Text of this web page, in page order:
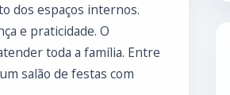
dos espaços internos.
e praticidade. O
toda a família. Entre
salão de festas com